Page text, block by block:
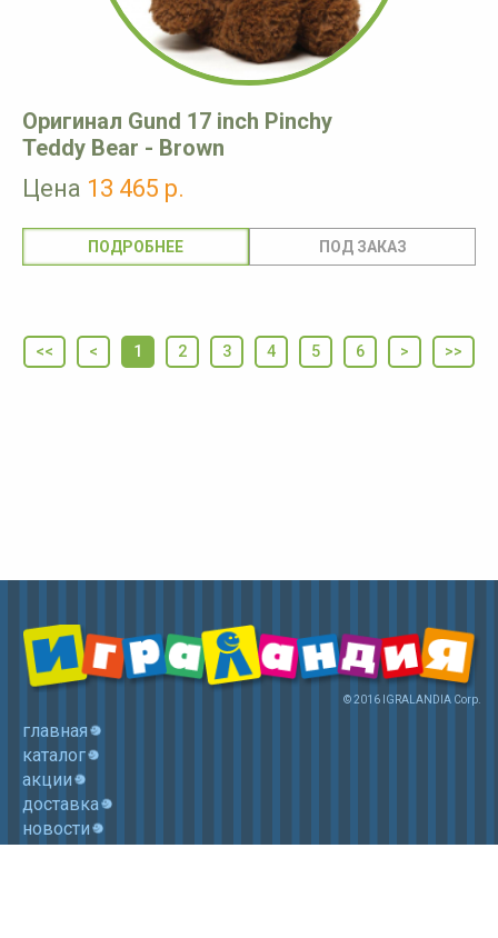
Оригинал Gund 17 inch Pinchy
Teddy Bear - Brown
Цена 13 465 р.
ПОДРОБНЕЕ
<< < 1 2 3 4 5 6 > >>
© 2016 IGRALANDIA Corp.
главная
каталог
акции
доставка
новости